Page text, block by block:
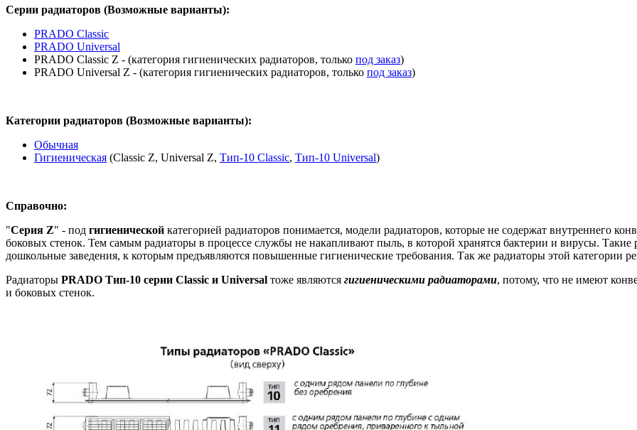
Серии радиаторов (Возможные варианты):
PRADO Classic
PRADO Universal
PRADO Classic Z - (категория гигиенических радиаторов, только под заказ)
PRADO Universal Z - (категория гигиенических радиаторов, только под заказ)
Категории радиаторов (Возможные варианты):
Обычная
Гигиеническая (Classic Z, Universal Z, Тип-10 Classic, Тип-10 Universal)
Справочно:
"Серия Z" - под гигиенической категорией радиаторов понимается, модели радиаторов, которые не содержат внутреннего
боковых стенок. Тем самым радиаторы в процессе службы не накапливают пыль, в которой хранятся бактерии и вирусы.
дошкольные заведения, к которым предъявляются повышенные гигиенические требования. Так же радиаторы этой
Радиаторы PRADO Тип-10 серии Classic и Universal тоже являются гигиеническими радиаторами, потому, что не имеют
и боковых стенок.